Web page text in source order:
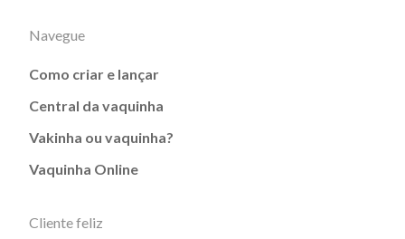
Navegue
Como criar e lançar
Central da vaquinha
Vakinha ou vaquinha?
Vaquinha Online
Cliente feliz